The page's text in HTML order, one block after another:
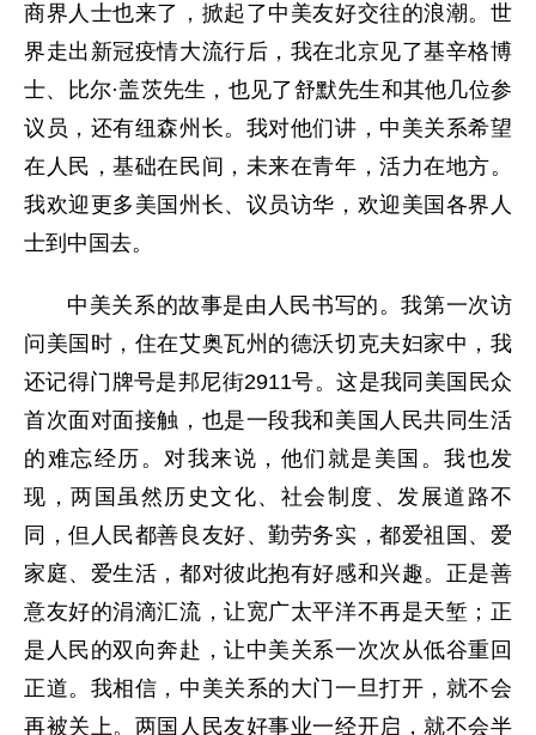
商界人士也来了，掀起了中美友好交往的浪潮。世
界走出新冠疫情大流行后，我在北京见了基辛格博
士、比尔·盖茨先生，也见了舒默先生和其他几位参
议员，还有纽森州长。我对他们讲，中美关系希望
在人民，基础在民间，未来在青年，活力在地方。
我欢迎更多美国州长、议员访华，欢迎美国各界人
士到中国去。
中美关系的故事是由人民书写的。我第一次访
问美国时，住在艾奥瓦州的德沃切克夫妇家中，我
还记得门牌号是邦尼街2911号。这是我同美国民众
首次面对面接触，也是一段我和美国人民共同生活
的难忘经历。对我来说，他们就是美国。我也发
现，两国虽然历史文化、社会制度、发展道路不
同，但人民都善良友好、勤劳务实，都爱祖国、爱
家庭、爱生活，都对彼此抱有好感和兴趣。正是善
意友好的涓滴汇流，让宽广太平洋不再是天堑；正
是人民的双向奔赴，让中美关系一次次从低谷重回
正道。我相信，中美关系的大门一旦打开，就不会
再被关上。两国人民友好事业一经开启，就不会半